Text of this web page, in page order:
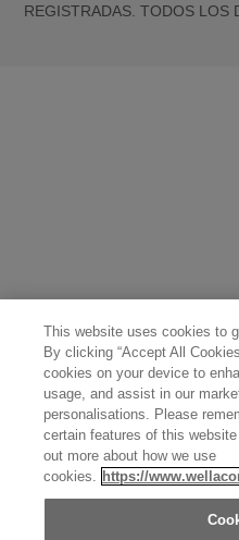
REGISTRADAS. TODOS LOS
This website uses cookies to
By clicking “Accept All
cookies on your device to
usage, and assist in our
personalisations. Please
certain features of this
out more about how we use
cookies. https://